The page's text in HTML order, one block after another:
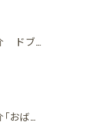
ボードゲーム紹介 ドブルカタン
ボードゲーム紹介｢おばけキャッチ｣